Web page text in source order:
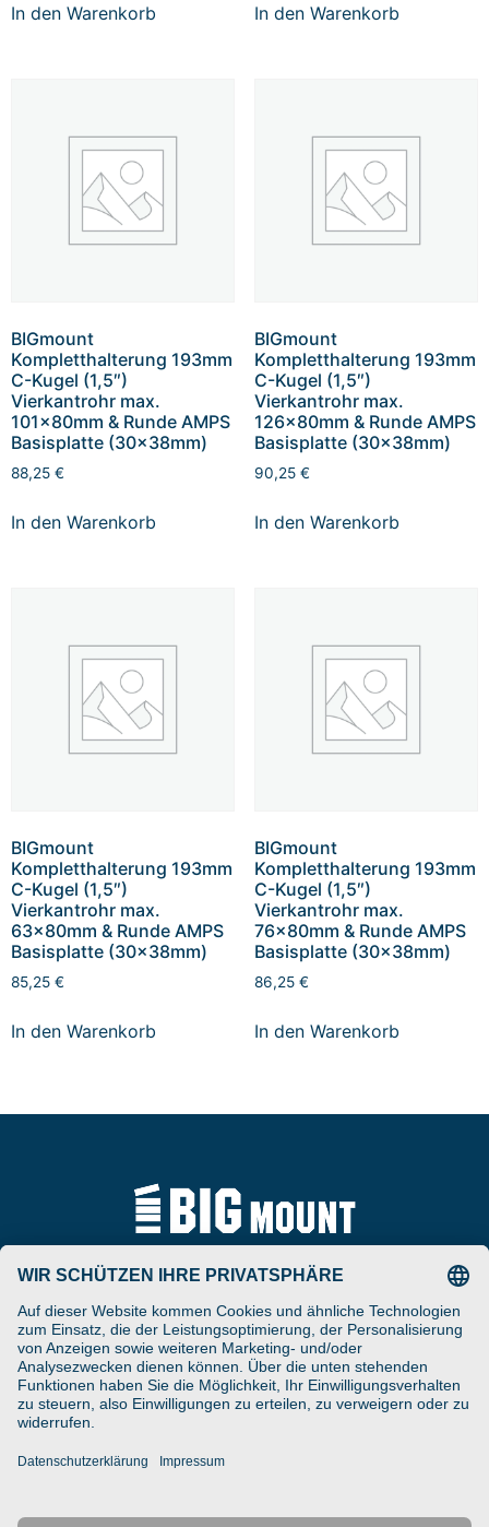
In den Warenkorb In den Warenkorb
BIGmount
Kompletthalterung 193mm
C-Kugel (1,5″)
Vierkantrohr max.
101x80mm & Runde AMPS
Basisplatte (30x38mm)
88,25 €
In den Warenkorb
BIGmount
Kompletthalterung 193mm
C-Kugel (1,5″)
Vierkantrohr max.
126x80mm & Runde AMPS
Basisplatte (30x38mm)
90,25 €
In den Warenkorb
BIGmount
Kompletthalterung 193mm
C-Kugel (1,5″)
Vierkantrohr max.
63x80mm & Runde AMPS
Basisplatte (30x38mm)
85,25 €
In den Warenkorb
BIGmount
Kompletthalterung 193mm
C-Kugel (1,5″)
Vierkantrohr max.
76x80mm & Runde AMPS
Basisplatte (30x38mm)
86,25 €
In den Warenkorb
ARAT Spezialhalterungen
GmbH
Schierbusch 2a
D- 33161 Hövelhof
DESIGNED ENGINEERED
Tel
+49 (0) 5257-9380625
Fax
+49 (0) 5257-9380629